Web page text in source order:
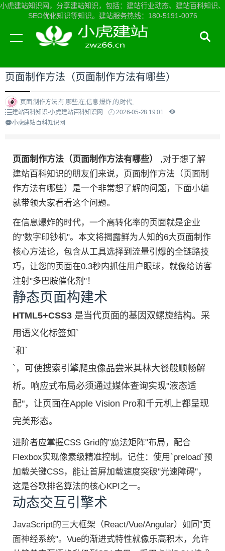
小虎建站知识网，分享建站知识，包括：建站行业动态、建站百科知识、
SEO优化知识等知识。建站服务热线：180-5191-0076
当前位置：小虎建站知识网首页>建站百科知识
页面制作方法（页面制作方法有哪些）
页面,制作方法,有,哪些,在,信息,爆炸,的,时代,
建站百科知识-小虎建站百科知识网
2026-05-28 19:01
小虎建站百科知识网
页面制作方法（页面制作方法有哪些） ,对于想了解
建站百科知识的朋友们来说，页面制作方法（页面制
作方法有哪些）是一个非常想了解的问题，下面小编
就带领大家看看这个问题。
在信息爆炸的时代，一个高转化率的页面就是企业
的"数字印钞机"。本文将揭露鲜为人知的6大页面制作
核心方法论，包含从工具选择到流量引爆的全链路技
巧，让您的页面在0.3秒内抓住用户眼球，就像给访客
注射"多巴胺催化剂"！
静态页面构建术
HTML5+CSS3 是当代页面的基因双螺旋结构。采
用语义化标签如`
`和`
`，可使搜索引擎爬虫像品尝米其林大餐般顺畅解
析。响应式布局必须通过媒体查询实现"液态适
配"，让页面在Apple Vision Pro和千元机上都呈现
完美形态。
进阶者应掌握CSS Grid的"魔法矩阵"布局，配合
Flexbox实现像素级精准控制。记住：使用`preload`预
加载关键CSS，能让首屏加载速度突破"光速障碍"，
这是谷歌排名算法的核心KPI之一。
动态交互引擎术
JavaScript的三大框架（React/Vue/Angular）如同"页
面神经系统"。Vue的渐进式特性就像乐高积木，允许